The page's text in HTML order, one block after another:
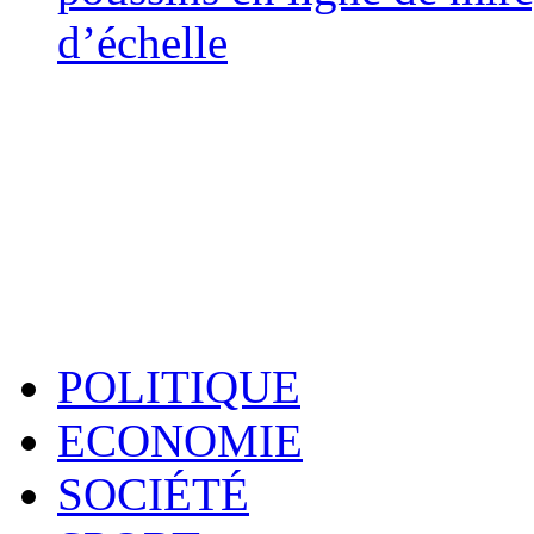
d’échelle
POLITIQUE
ECONOMIE
SOCIÉTÉ